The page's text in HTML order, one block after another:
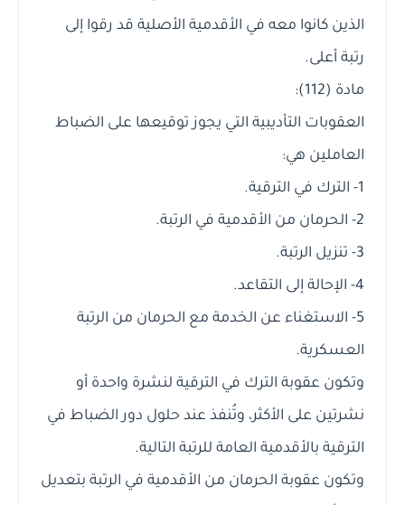
الذين كانوا معه في الأقدمية الأصلية قد رقوا إلى
رتبة أعلى.
مادة (112):
العقوبات التأديبية التي يجوز توقيعها على الضباط
العاملين هي:
1- الترك في الترقية.
2- الحرمان من الأقدمية في الرتبة.
3- تنزيل الرتبة.
4- الإحالة إلى التقاعد.
5- الاستغناء عن الخدمة مع الحرمان من الرتبة
العسكرية.
وتكون عقوبة الترك في الترقية لنشرة واحدة أو
نشرتين على الأكثر، وتُنفذ عند حلول دور الضباط في
الترقية بالأقدمية العامة للرتبة التالية.
وتكون عقوبة الحرمان من الأقدمية في الرتبة بتعديل